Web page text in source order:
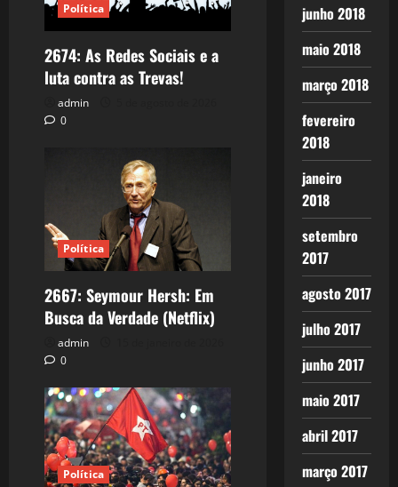
Política
2674: As Redes Sociais e a
luta contra as Trevas!
admin
0
Política
2667: Seymour Hersh: Em
Busca da Verdade (Netflix)
admin
0
Política
junho 2018
maio 2018
março 2018
fevereiro
2018
janeiro
2018
setembro
2017
agosto 2017
julho 2017
junho 2017
maio 2017
abril 2017
março 2017